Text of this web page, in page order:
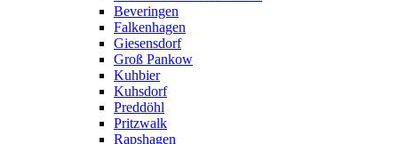
Beveringen
Falkenhagen
Giesensdorf
Groß Pankow
Kuhbier
Kuhsdorf
Preddöhl
Pritzwalk
Rapshagen